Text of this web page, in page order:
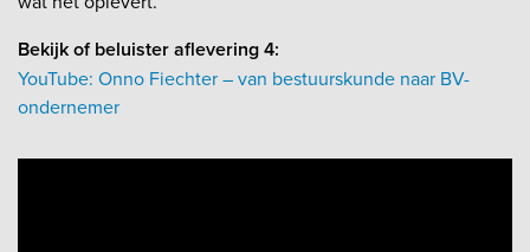
Bekijk of beluister aflevering 4:
YouTube: Onno Fiechter – van bestuurskunde naar BV-
ondernemer